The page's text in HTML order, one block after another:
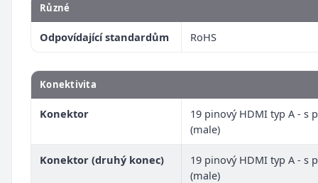
Různé
Odpovídající standardům RoHS
Konektivita
Konektor
19 pinový HDMI typ A - s
(male)
Konektor (druhý konec)
19 pinový HDMI typ A - s
(male)